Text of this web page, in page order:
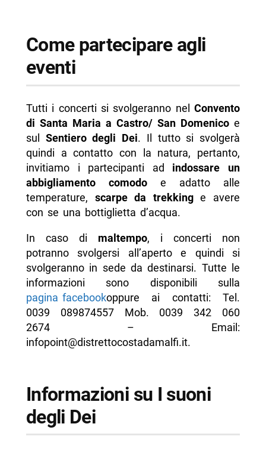
Come partecipare agli
eventi
Tutti i concerti si svolgeranno nelConvento
di Santa Maria a Castro/ San Domenico e
sul Sentiero degli Dei. Il tutto si svolgerà
quindi a contatto con la natura, pertanto,
invitiamo i partecipanti ad indossare un
abbigliamento comodoe adatto alle
temperature, scarpe da trekkinge avere
con se una bottiglietta d’acqua.
In caso di maltempo, i concerti non
potranno svolgersi all’aperto e quindi si
svolgeranno in sede da destinarsi. Tutte le
informazioni sono disponibili sulla
pagina facebookoppure ai contatti: Tel.
0039 089874557 Mob. 0039 342 060
2674 – Email:
infopoint@distrettocostadamalfi.it.
Informazioni su I suoni
degli Dei